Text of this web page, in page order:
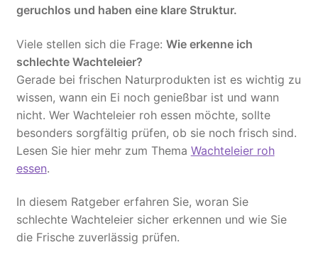
Widerrufsbelehrung
geruchlos und haben eine klare Struktur.
Viele stellen sich die Frage: Wie erkenne ich
schlechte Wachteleier?
Gerade bei frischen Naturprodukten ist es wichtig zu
wissen, wann ein Ei noch genießbar ist und wann
nicht. Wer Wachteleier roh essen möchte, sollte
besonders sorgfältig prüfen, ob sie noch frisch sind.
Lesen Sie hier mehr zum Thema Wachteleier roh
essen.
In diesem Ratgeber erfahren Sie, woran Sie
schlechte Wachteleier sicher erkennen und wie Sie
die Frische zuverlässig prüfen.